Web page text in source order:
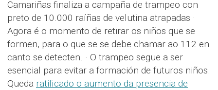
Camariñas finaliza a campaña de trampeo con
preto de 10.000 raíñas de velutina atrapadas ·
Agora é o momento de retirar os niños que se
formen, para o que se se debe chamar ao 112 en
canto se detecten. · O trampeo segue a ser
esencial para evitar a formación de futuros niños.
Queda ratificado o aumento da presencia de